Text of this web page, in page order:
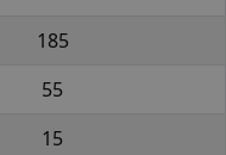
185
55
15